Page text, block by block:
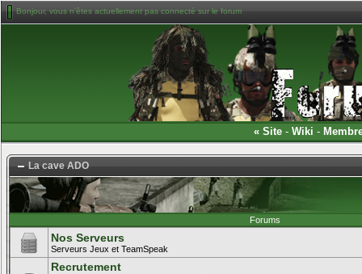
Bonjour, vous n'êtes actuellement pas connecté sur le forum
« Site - Wiki -
La cave ADO
Forums
Nos Serveurs
Serveurs Jeux et TeamSpeak
Recrutement